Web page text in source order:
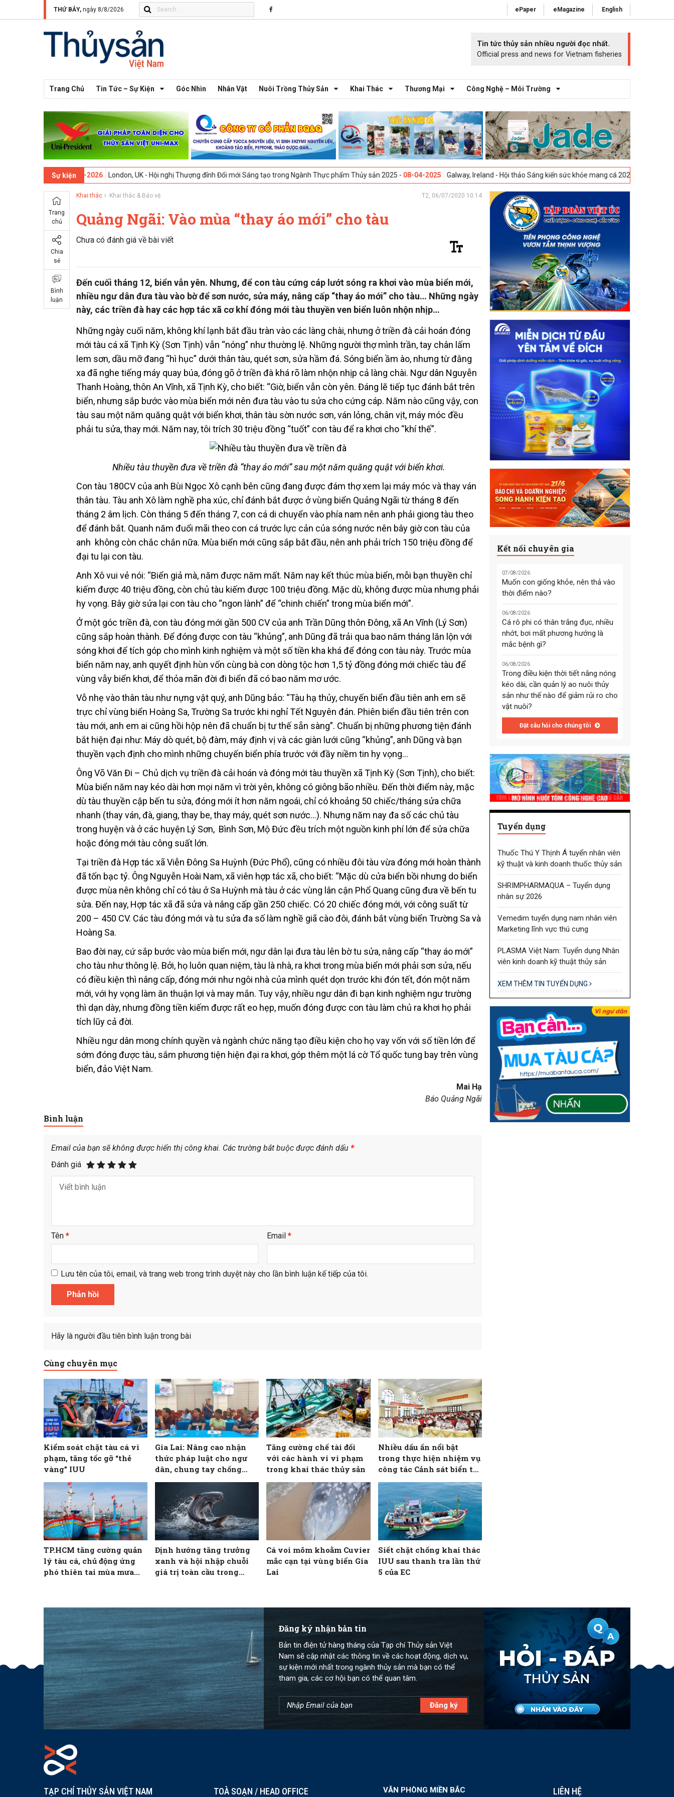
THỨ BẢY, ngày 8/8/2026 ePaper eMagazine English
Tin tức thủy sản nhiều người đọc nhất.
Official press and news for Vietnam fisheries
Trang Chủ Tin Tức – Sự Kiện Góc Nhìn Nhân Vật Nuôi Trồng Thủy Sản Khai Thác Thương Mại Công Nghệ – Môi Trường
Sự kiện
09-02-2026 London, UK - Hội nghị Thượng đỉnh Đổi mới Sáng tạo trong Ngành Thực phẩm Thủy sản 2025 -08-04-2025 Galway, Ireland - Hội thảo Sáng kiến sức khỏe mang cá 2025 -23-04-2025
Trang
chủ
Chia
sẻ
Bình
luận
Khai thác Khai thác & Bảo vệ T2, 06/07/2020 10:14
Quảng Ngãi: Vào mùa “thay áo mới” cho tàu
Chưa có đánh giá về bài viết
Đến cuối tháng 12, biển vẫn yên. Nhưng, để con tàu cứng cáp lướt sóng ra khơi vào mùa biển mới,
nhiều ngư dân đưa tàu vào bờ để sơn nước, sửa máy, nâng cấp “thay áo mới” cho tàu… Những ngày
này, các triền đà hay các hợp tác xã cơ khí đóng mới tàu thuyền ven biển luôn nhộn nhịp…
Những ngày cuối năm, không khí lạnh bắt đầu tràn vào các làng chài, nhưng ở triền đà cải hoán đóng
mới tàu cá xã Tịnh Kỳ (Sơn Tịnh) vẫn “nóng” như thường lệ. Những người thợ mình trần, tay chân lấm
lem sơn, dầu mỡ đang “hì hục” dưới thân tàu, quét sơn, sửa hầm đá. Sóng biển ầm ào, nhưng từ đằng
xa đã nghe tiếng máy quay búa, đóng gõ ở triền đà khá rõ làm nhộn nhịp cả làng chài. Ngư dân Nguyễn
Thanh Hoàng, thôn An Vĩnh, xã Tịnh Kỳ, cho biết: “Giờ, biển vẫn còn yên. Đáng lẽ tiếp tục đánh bắt trên
biển, nhưng sắp bước vào mùa biển mới nên đưa tàu vào tu sửa cho cứng cáp. Năm nào cũng vậy, con
tàu sau một năm quăng quật với biển khơi, thân tàu sờn nước sơn, ván lỏng, chân vịt, máy móc đều
phải tu sửa, thay mới. Năm nay, tôi trích 30 triệu đồng “tuốt” con tàu để ra khơi cho “khí thế”.
Nhiều tàu thuyền đưa về triền đà “thay áo mới” sau một năm quăng quật với biển khơi.
Con tàu 180CV của anh Bùi Ngọc Xô cạnh bên cũng đang được đám thợ xem lại máy móc và thay ván
thân tàu. Tàu anh Xô làm nghề pha xúc, chỉ đánh bắt được ở vùng biển Quảng Ngãi từ tháng 8 đến
tháng 2 âm lịch. Còn tháng 5 đến tháng 7, con cá di chuyển vào phía nam nên anh phải giong tàu theo
để đánh bắt. Quanh năm đuổi mãi theo con cá trước lực cản của sóng nước nên bây giờ con tàu của
anh không còn chắc chắn nữa. Mùa biển mới cũng sắp bắt đầu, nên anh phải trích 150 triệu đồng để
đại tu lại con tàu.
Anh Xô vui vẻ nói: “Biển giả mà, năm được năm mất. Năm nay kết thúc mùa biển, mỗi bạn thuyền chỉ
kiếm được 40 triệu đồng, còn chủ tàu kiếm được 100 triệu đồng. Mặc dù, không được mùa nhưng phải
hy vọng. Bây giờ sửa lại con tàu cho “ngon lành” để “chinh chiến” trong mùa biển mới”.
Ở một góc triền đà, con tàu đóng mới gần 500 CV của anh Trần Dũng thôn Đông, xã An Vĩnh (Lý Sơn)
cũng sắp hoàn thành. Để đóng được con tàu “khủng”, anh Dũng đã trải qua bao năm tháng lăn lộn với
sóng khơi để tích góp cho mình kinh nghiệm và một số tiền kha khá để đóng con tàu này. Trước mùa
biển năm nay, anh quyết định hùn vốn cùng bà con dòng tộc hơn 1,5 tỷ đồng đóng mới chiếc tàu để
vùng vẫy biển khơi, để thỏa mãn đời đi biển đã có bao năm mơ ước.
Vỗ nhẹ vào thân tàu như nựng vật quý, anh Dũng bảo: “Tàu hạ thủy, chuyến biển đầu tiên anh em sẽ
trực chỉ vùng biển Hoàng Sa, Trường Sa trước khi nghỉ Tết Nguyên đán. Phiên biển đầu tiên trên con
tàu mới, anh em ai cũng hồi hộp nên đã chuẩn bị tư thế sẵn sàng”. Chuẩn bị những phương tiện đánh
bắt hiện đại như: Máy dò quét, bộ đàm, máy định vị và các giàn lưới cũng “khủng”, anh Dũng và bạn
thuyền vạch định cho mình những chuyến biển phía trước với đầy niềm tin hy vọng…
Ông Võ Văn Đi – Chủ dịch vụ triền đà cải hoán và đóng mới tàu thuyền xã Tịnh Kỳ (Sơn Tịnh), cho biết:
Mùa biển năm nay kéo dài hơn mọi năm vì trời yên, không có giông bão nhiều. Đến thời điểm này, mặc
dù tàu thuyền cập bến tu sửa, đóng mới ít hơn năm ngoái, chỉ có khoảng 50 chiếc/tháng sửa chữa
nhanh (thay ván, đà, giang, thay be, thay máy, quét sơn nước…). Nhưng năm nay đa số các chủ tàu
trong huyện và ở các huyện Lý Sơn, Bình Sơn, Mộ Đức đều trích một nguồn kinh phí lớn để sửa chữa
hoặc đóng mới tàu công suất lớn.
Tại triền đà Hợp tác xã Viễn Đông Sa Huỳnh (Đức Phổ), cũng có nhiều đôi tàu vừa đóng mới hoàn thành
đã tốn bạc tỷ. Ông Nguyễn Hoài Nam, xã viên hợp tác xã, cho biết: “Mặc dù cửa biển bồi nhưng do biển
được mùa nên không chỉ có tàu ở Sa Huỳnh mà tàu ở các vùng lân cận Phổ Quang cũng đưa về bến tu
sửa. Đến nay, Hợp tác xã đã sửa và nâng cấp gần 250 chiếc. Có 20 chiếc đóng mới, với công suất từ
200 – 450 CV. Các tàu đóng mới và tu sửa đa số làm nghề giã cào đôi, đánh bắt vùng biển Trường Sa và
Hoàng Sa.
Bao đời nay, cứ sắp bước vào mùa biển mới, ngư dân lại đưa tàu lên bờ tu sửa, nâng cấp “thay áo mới”
cho tàu như thông lệ. Bởi, họ luôn quan niệm, tàu là nhà, ra khơi trong mùa biển mới phải sơn sửa, nếu
có điều kiện thì nâng cấp, đóng mới như ngôi nhà của mình quét dọn trước khi đón tết, đón một năm
mới, với hy vọng làm ăn thuận lợi và may mắn. Tuy vậy, nhiều ngư dân đi bạn kinh nghiệm ngư trường
thì dạn dày, nhưng đồng tiền kiếm được rất eo hẹp, muốn đóng được con tàu làm chủ ra khơi họ phải
tích lũy cả đời.
Nhiều ngư dân mong chính quyền và ngành chức năng tạo điều kiện cho họ vay vốn với số tiền lớn để
sớm đóng được tàu, sắm phương tiện hiện đại ra khơi, góp thêm một lá cờ Tổ quốc tung bay trên vùng
biển, đảo Việt Nam.
Mai Hạ
Báo Quảng Ngãi
Bình luận
Email của bạn sẽ không được hiển thị công khai. Các trường bắt buộc được đánh dấu *
Đánh giá
Tên * Email*
Lưu tên của tôi, email, và trang web trong trình duyệt này cho lần bình luận kế tiếp của tôi.
Hãy là người đầu tiên bình luận trong bài
Cùng chuyên mục
Kiểm soát chặt tàu cá vi
phạm, tăng tốc gỡ “thẻ
vàng” IUU
Gia Lai: Nâng cao nhận
thức pháp luật cho ngư
dân, chung tay chống
khai thác IUU
Tăng cường chế tài đối
với các hành vi vi phạm
trong khai thác thủy sản
Nhiều dấu ấn nổi bật
trong thực hiện nhiệm vụ
công tác Cảnh sát biển tại
Hải đội 102
TP.HCM tăng cường quản
lý tàu cá, chủ động ứng
phó thiên tai mùa mưa
Định hướng tăng trưởng
xanh và hội nhập chuỗi
giá trị toàn cầu trong
Cá voi mõm khoằm Cuvier
mắc cạn tại vùng biển Gia
Lai
Siết chặt chống khai thác
IUU sau thanh tra lần thứ
5 của EC
Kết nối chuyên gia
07/08/2026
Muốn con giống khỏe, nên thả vào
thời điểm nào?
06/08/2026
Cá rô phi có thân trắng đục, nhiều
nhớt, bơi mất phương hướng là
mắc bệnh gì?
06/08/2026
Trong điều kiện thời tiết nắng nóng
kéo dài, cần quản lý ao nuôi thủy
sản như thế nào để giảm rủi ro cho
vật nuôi?
Đặt câu hỏi cho chúng tôi
Tuyển dụng
Thuốc Thú Y Thịnh Á tuyển nhân viên
kỹ thuật và kinh doanh thuốc thủy sản
SHRIMPHARMAQUA – Tuyển dụng
nhân sự 2026
Vemedim tuyển dụng nam nhân viên
Marketing lĩnh vực thú cưng
PLASMA Việt Nam: Tuyển dụng Nhân
viên kinh doanh kỹ thuật thủy sản
XEM THÊM TIN TUYỂN DỤNG
Đăng ký nhận bản tin
Bản tin điện tử hàng tháng của Tạp chí Thủy sản Việt
Nam sẽ cập nhật các thông tin về các hoạt động, dịch vụ,
sự kiện mới nhất trong ngành thủy sản mà bạn có thể
tham gia, các cơ hội bạn có thể quan tâm.
TẠP CHÍ THỦY SẢN VIỆT NAM TOÀ SOẠN / HEAD OFFICE VĂN PHÒNG MIỀN BẮC LIÊN HỆ